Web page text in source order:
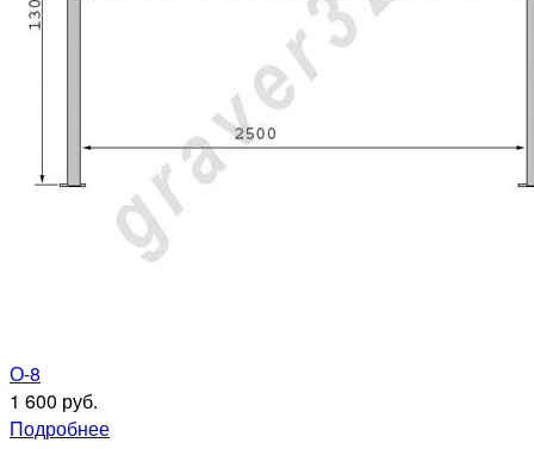
О-8
1 600 руб.
Подробнее